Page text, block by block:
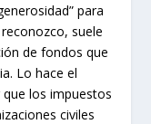
para
suele
de fondos que
Lo hace el
los impuestos
civiles